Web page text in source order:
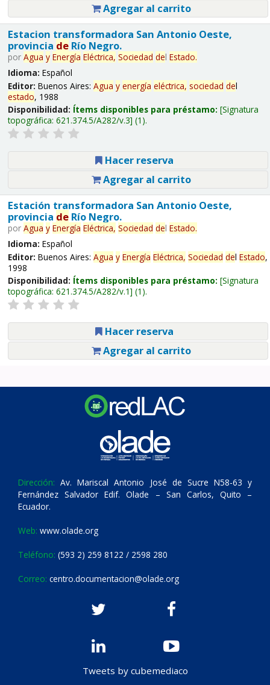
Agregar al carrito
Estacion transformadora San Antonio Oeste,
provincia deRío Negro.
por Agua y Energía Eléctrica, Sociedad del Estado.
Idioma: Español
Editor: Buenos Aires: Agua y energía eléctrica, sociedad del
estado, 1988
Disponibilidad: Ítems disponibles para préstamo: Signatura
topográfica: 621.374.5/A282/v.3 (1).
Hacer reserva
Agregar al carrito
Estación transformadora San Antonio Oeste,
provincia deRío Negro.
por Agua y Energía Eléctrica, Sociedad del Estado.
Idioma: Español
Editor: Buenos Aires: Agua y Energía Eléctrica, Sociedad del Estado,
1998
Disponibilidad: Ítems disponibles para préstamo: Signatura
topográfica: 621.374.5/A282/v.1 (1).
Hacer reserva
Agregar al carrito
Dirección: Av. Mariscal Antonio José de Sucre N58-63 y
Fernández Salvador Edif. Olade – San Carlos, Quito –
Ecuador.
Web: www.olade.org
Teléfono: (593 2) 259 8122 / 2598 280
Correo: centro.documentacion@olade.org
Tweets by cubemediaco